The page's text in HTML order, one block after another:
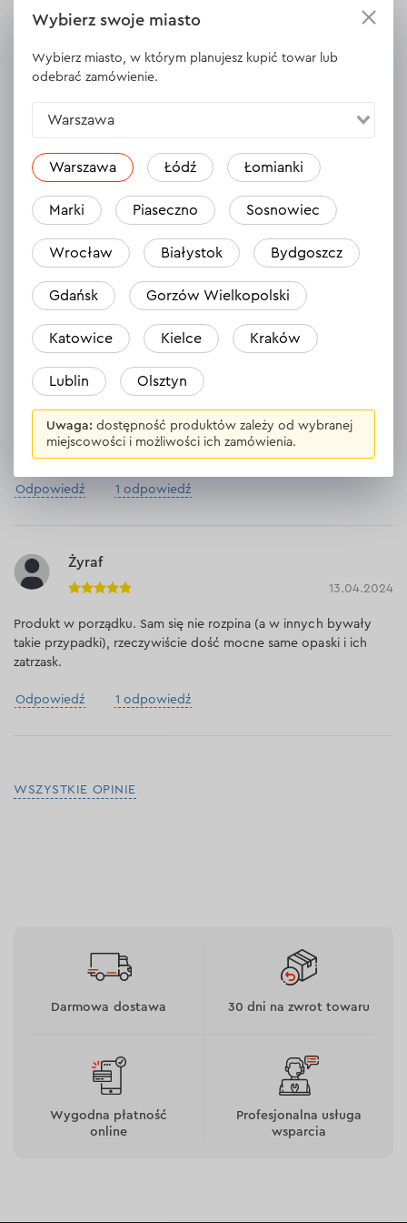
WYŚWIETL DANE TECHNICZNE
Zostaw opinię
Opinie 3
Zorian
14.05.2024
Paski zgodne ze opisem i rzeczywiście mocne
Zygfryd
08.05.2024
Ładne i funkcjonalne - polecam
Odpowiedź 1 odpowiedź
Żyraf
13.04.2024
Produkt w porządku. Sam się nie rozpina (a w innych bywały
takie przypadki), rzeczywiście dość mocne same opaski i ich
zatrzask.
Odpowiedź 1 odpowiedź
WSZYSTKIE OPINIE
Darmowa dostawa 30 dni na zwrot towaru
Wygodna płatność
online
Profesjonalna usługa
wsparcia
Wybierz swoje miasto
Wybierz miasto, w którym planujesz kupić towar lub
odebrać zamówienie.
Warszawa
Warszawa Łódź Łomianki
Marki Piaseczno Sosnowiec
Wrocław Białystok Bydgoszcz
Gdańsk Gorzów Wielkopolski
Katowice Kielce Kraków
Lublin Olsztyn
Uwaga: dostępność produktów zależy od wybranej
miejscowości i możliwości ich zamówienia.